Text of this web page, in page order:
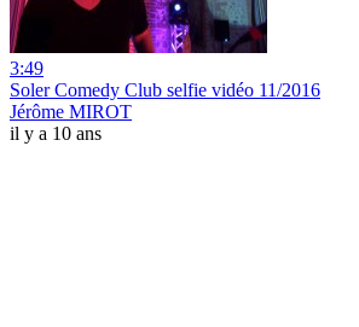
3:49
Soler Comedy Club selfie vidéo 11/2016
Jérôme MIROT
il y a 10 ans